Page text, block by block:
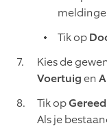
Tik op
Kies de
Voertuigen
Tik opGereed
Als je